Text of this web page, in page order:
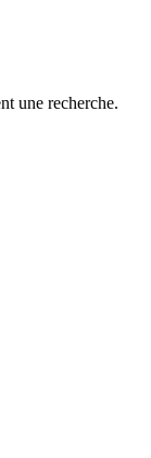
une recherche.